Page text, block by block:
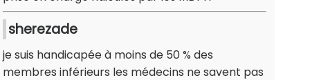
sherezade
je suis handicapée à moins de 50 % des
membres inférieurs les médecins ne savent pas